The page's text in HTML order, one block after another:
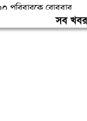
পরিবারকে রোববার
সব